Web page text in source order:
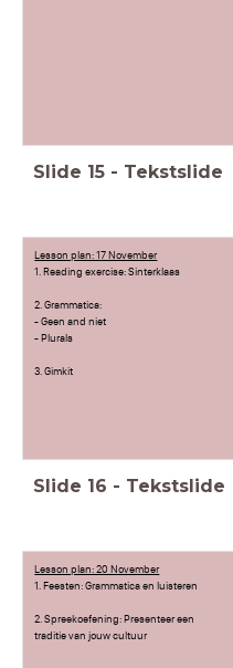
Slide 15 - Tekstslide
Lesson plan: 17 November
1. Reading exercise: Sinterklaas
2. Grammatica:
- Geen and niet
- Plurals
3. Gimkit
Slide 16 - Tekstslide
Lesson plan: 20 November
1. Feesten: Grammatica en luisteren
2. Spreekoefening: Presenteer een
traditie van jouw cultuur